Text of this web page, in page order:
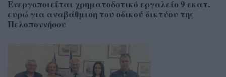
Ενεργοποιείται χρηματοδοτικό εργαλείο 9 εκατ.
ευρώ για αναβάθμιση του οδικού δικτύου της
Πελοποννήσου